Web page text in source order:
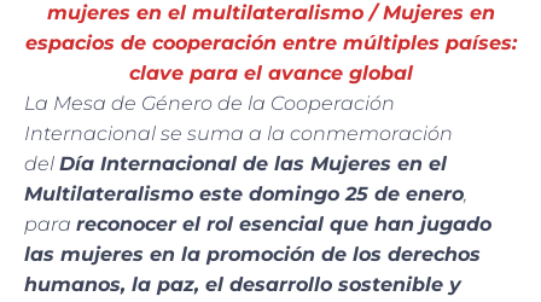
mujeres en el multilateralismo / Mujeres en
espacios de cooperación entre múltiples países:
clave para el avance global
La Mesa de Género de la Cooperación
Internacional se suma a la conmemoración
del Día Internacional de las Mujeres en el
Multilateralismo este domingo 25 de enero,
para reconocer el rol esencial que han jugado
las mujeres en la promoción de los derechos
humanos, la paz, el desarrollo sostenible y